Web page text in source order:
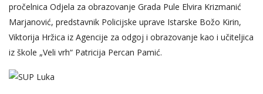
pročelnica Odjela za obrazovanje Grada Pule Elvira Krizmanić
Marjanović, predstavnik Policijske uprave Istarske Božo Kirin,
Viktorija Hržica iz Agencije za odgoj i obrazovanje kao i učiteljica
iz škole „Veli vrh“ Patricija Percan Pamić.